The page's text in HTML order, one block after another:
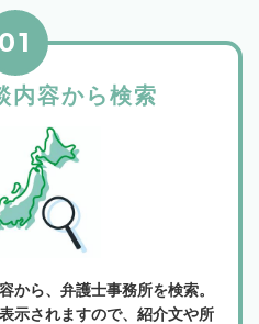
内容から検索
01
から、弁護士事務所を検索。
示されますので、紹介文や所